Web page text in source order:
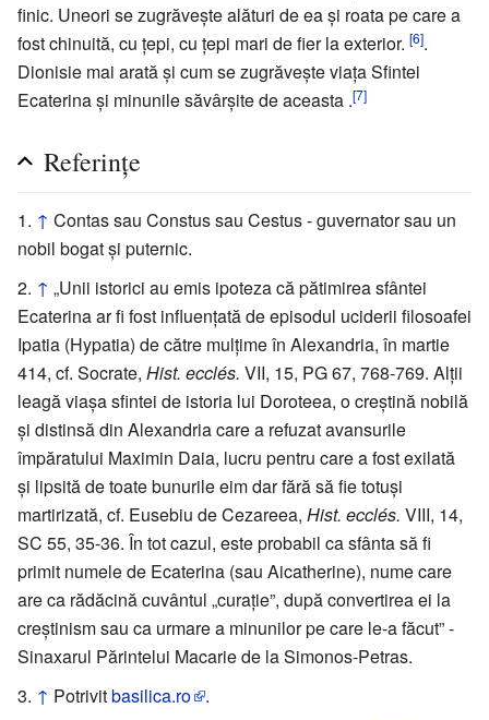
finic. Uneori se zugrăvește alături de ea și roata pe care a
fost chinuită, cu țepi, cu țepi mari de fier la exterior. [6].
Dionisie mai arată și cum se zugrăvește viața Sfintei
Ecaterina și minunile săvârșite de aceasta .[7]
Referințe
↑ Contas sau Constus sau Cestus - guvernator sau un
nobil bogat și puternic.
↑ „Unii istorici au emis ipoteza că pătimirea sfântei
Ecaterina ar fi fost influențată de episodul uciderii filosoafei
Ipatia (Hypatia) de către mulțime în Alexandria, în martie
414, cf. Socrate, Hist. ecclés. VII, 15, PG 67, 768-769. Alții
leagă viașa sfintei de istoria lui Doroteea, o creștină nobilă
și distinsă din Alexandria care a refuzat avansurile
împăratului Maximin Daia, lucru pentru care a fost exilată
și lipsită de toate bunurile eim dar fără să fie totuși
martirizată, cf. Eusebiu de Cezareea, Hist. ecclés. VIII, 14,
SC 55, 35-36. În tot cazul, este probabil ca sfânta să fi
primit numele de Ecaterina (sau Aicatherine), nume care
are ca rădăcină cuvântul „curație”, după convertirea ei la
creștinism sau ca urmare a minunilor pe care le-a făcut” -
Sinaxarul Părintelui Macarie de la Simonos-Petras.
↑ Potrivitbasilica.ro
.